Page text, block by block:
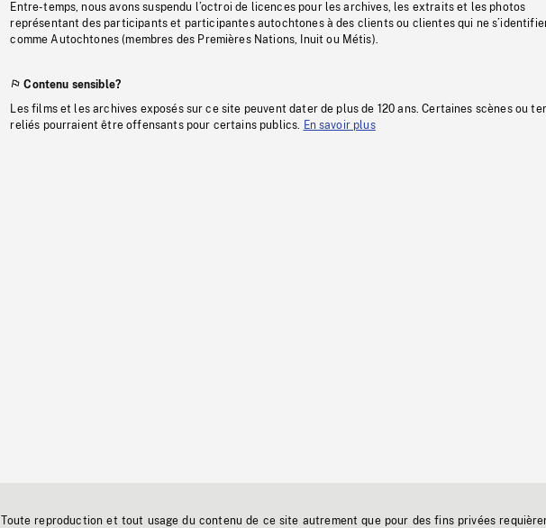
Entre-temps, nous avons suspendu l’octroi de licences pour les archives, les extraits et les photos
représentant des participants et participantes autochtones à des clients ou clientes qui ne
comme Autochtones (membres des Premières Nations, Inuit ou Métis).
Contenu sensible?
Les films et les archives exposés sur ce site peuvent dater de plus de 120 ans. Certaines scènes ou
reliés pourraient être offensants pour certains publics. En savoir plus
Toute reproduction et tout usage du contenu de ce site autrement que pour des fins privées